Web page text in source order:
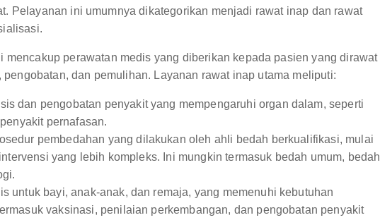
Pelayanan ini umumnya dikategorikan menjadi rawat inap dan rawat
mencakup perawatan medis yang diberikan kepada pasien yang dirawat
dan pemulihan. Layanan rawat inap utama meliputi:
dan pengobatan penyakit yang mempengaruhi organ dalam, seperti
pernafasan.
pembedahan yang dilakukan oleh ahli bedah berkualifikasi, mulai
yang lebih kompleks. Ini mungkin termasuk bedah umum, bedah
untuk bayi, anak-anak, dan remaja, yang memenuhi kebutuhan
vaksinasi, penilaian perkembangan, dan pengobatan penyakit